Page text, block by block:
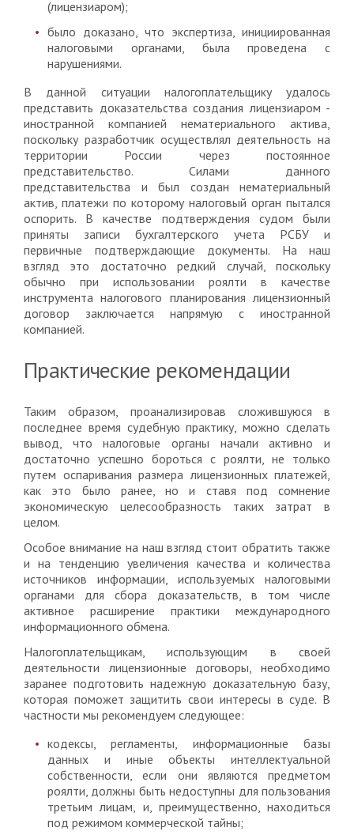
(лицензиаром);
было доказано, что экспертиза, инициированная
налоговыми органами, была проведена с
нарушениями.
В данной ситуации налогоплательщику удалось
представить доказательства создания лицензиаром -
иностранной компанией нематериального актива,
поскольку разработчик осуществлял деятельность на
территории России через постоянное
представительство. Силами данного
представительства и был создан нематериальный
актив, платежи по которому налоговый орган пытался
оспорить. В качестве подтверждения судом были
приняты записи бухгалтерского учета РСБУ и
первичные подтверждающие документы. На наш
взгляд это достаточно редкий случай, поскольку
обычно при использовании роялти в качестве
инструмента налогового планирования лицензионный
договор заключается напрямую с иностранной
компанией.
Практические рекомендации
Таким образом, проанализировав сложившуюся в
последнее время судебную практику, можно сделать
вывод, что налоговые органы начали активно и
достаточно успешно бороться с роялти, не только
путем оспаривания размера лицензионных платежей,
как это было ранее, но и ставя под сомнение
экономическую целесообразность таких затрат в
целом.
Особое внимание на наш взгляд стоит обратить также
и на тенденцию увеличения качества и количества
источников информации, используемых налоговыми
органами для сбора доказательств, в том числе
активное расширение практики международного
информационного обмена.
Налогоплательщикам, использующим в своей
деятельности лицензионные договоры, необходимо
заранее подготовить надежную доказательную базу,
которая поможет защитить свои интересы в суде. В
частности мы рекомендуем следующее:
кодексы, регламенты, информационные базы
данных и иные объекты интеллектуальной
собственности, если они являются предметом
роялти, должны быть недоступны для пользования
третьим лицам, и, преимущественно, находиться
под режимом коммерческой тайны;